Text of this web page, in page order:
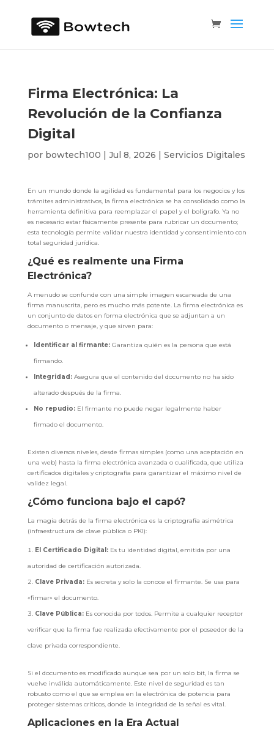
Firma Electrónica: La
Revolución de la Confianza
Digital
por bowtech100 | Jul 8, 2026 | Servicios Digitales
En un mundo donde la agilidad es fundamental para los negocios y los
trámites administrativos, la firma electrónica se ha consolidado como la
herramienta definitiva para reemplazar el papel y el bolígrafo. Ya no
es necesario estar físicamente presente para rubricar un documento;
esta tecnología permite validar nuestra identidad y consentimiento con
total seguridad jurídica.
¿Qué es realmente una Firma
Electrónica?
A menudo se confunde con una simple imagen escaneada de una
firma manuscrita, pero es mucho más potente. La firma electrónica es
un conjunto de datos en forma electrónica que se adjuntan a un
documento o mensaje, y que sirven para:
Identificar al firmante:Garantiza quién es la persona que está
firmando.
Integridad:Asegura que el contenido del documento no ha sido
alterado después de la firma.
No repudio:El firmante no puede negar legalmente haber
firmado el documento.
Existen diversos niveles, desde firmas simples (como una aceptación en
una web) hasta la firma electrónica avanzada o cualificada, que utiliza
certificados digitales y criptografía para garantizar el máximo nivel de
validez legal.
¿Cómo funciona bajo el capó?
La magia detrás de la firma electrónica es la criptografía asimétrica
(infraestructura de clave pública o PKI):
El Certificado Digital:Es tu identidad digital, emitida por una
autoridad de certificación autorizada.
Clave Privada:Es secreta y solo la conoce el firmante. Se usa para
«firmar» el documento.
Clave Pública:Es conocida por todos. Permite a cualquier receptor
verificar que la firma fue realizada efectivamente por el poseedor de la
clave privada correspondiente.
Si el documento es modificado aunque sea por un solo bit, la firma se
vuelve inválida automáticamente. Este nivel de seguridad es tan
robusto como el que se emplea en la electrónica de potencia para
proteger sistemas críticos, donde la integridad de la señal es vital.
Aplicaciones en la Era Actual